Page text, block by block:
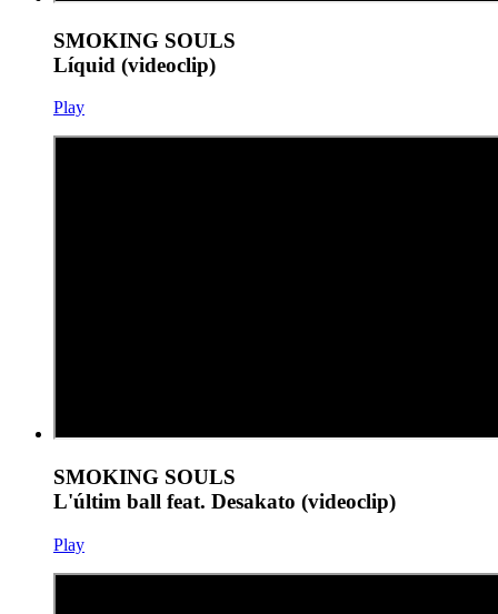
SMOKING SOULS
Líquid (videoclip)
Play
SMOKING SOULS
L'últim ball feat. Desakato (videoclip)
Play